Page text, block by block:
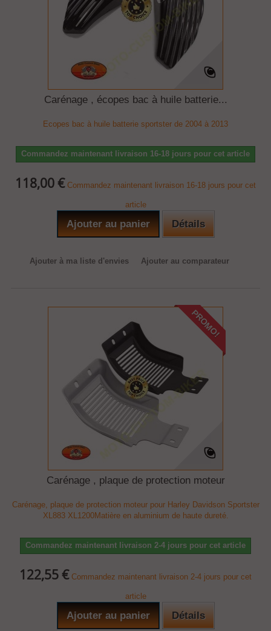
Carénage , écopes bac à huile batterie...
Ecopes bac à huile batterie sportster de 2004 à 2013
Commandez maintenant livraison 16-18 jours pour cet article
118,00 € Commandez maintenant livraison 16-18 jours pour cet
article
Ajouter au panier Détails
Ajouter à ma liste d'envies Ajouter au comparateur
PROMO!
Carénage , plaque de protection moteur
Carénage, plaque de protection moteur pour Harley Davidson Sportster
XL883 XL1200Matière en aluminium de haute dureté.
Commandez maintenant livraison 2-4 jours pour cet article
122,55 € Commandez maintenant livraison 2-4 jours pour cet
article
Ajouter au panier Détails